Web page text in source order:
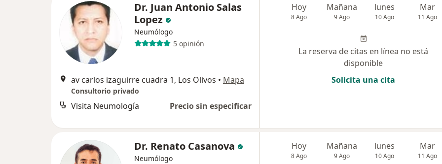
Dr. Juan Antonio Salas
Lopez
Neumólogo
5 opinión
av carlos izaguirre cuadra 1, Los Olivos • Mapa
Consultorio privado
Visita Neumología Precio sin especificar
Hoy
8 Ago
Mañana
9 Ago
lunes
10 Ago
Mar
11 Ago
La reserva de citas en línea no está
disponible
Solicita una cita
Dr. Renato Casanova
Neumólogo
Hoy
8 Ago
Mañana
9 Ago
lunes
10 Ago
Mar
11 Ago